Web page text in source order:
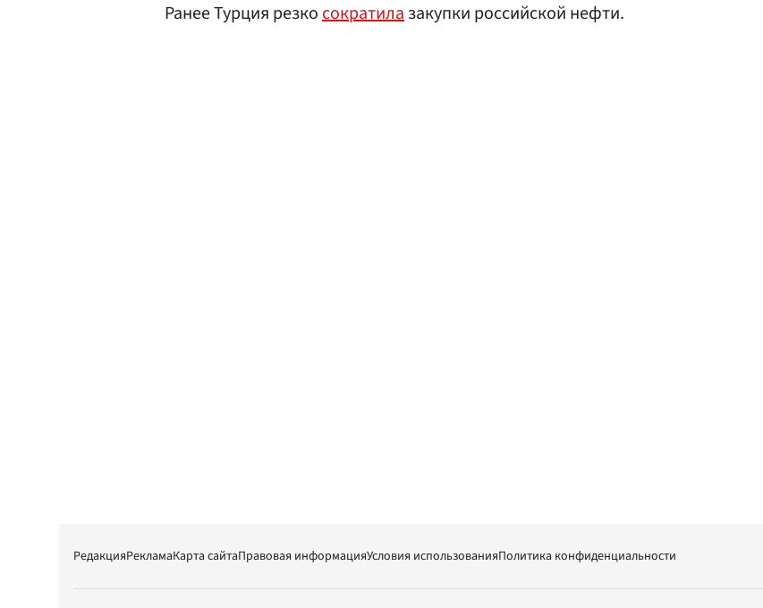
Ранее Турция резкосократилазакупки российской нефти.
РедакцияРекламаКарта сайтаПравовая информацияУсловия использованияПолитика конфиденциальности